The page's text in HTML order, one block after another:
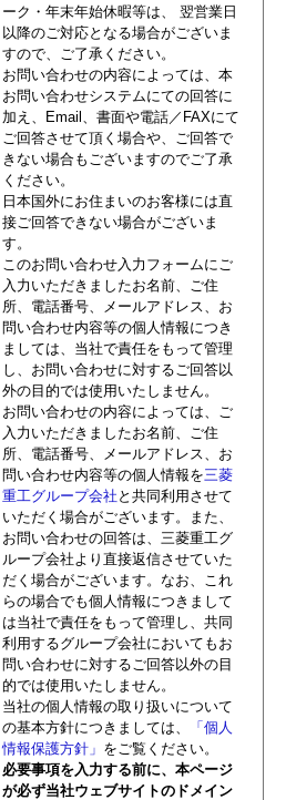
ーク・年末年始休暇等は、 翌営業日
以降のご対応となる場合がございま
すので、ご了承ください。
お問い合わせの内容によっては、本
お問い合わせシステムにての回答に
加え、Email、書面や電話／FAXにて
ご回答させて頂く場合や、ご回答で
きない場合もございますのでご了承
ください。
日本国外にお住まいのお客様には直
接ご回答できない場合がございま
す。
このお問い合わせ入力フォームにご
入力いただきましたお名前、ご住
所、電話番号、メールアドレス、お
問い合わせ内容等の個人情報につき
ましては、当社で責任をもって管理
し、お問い合わせに対するご回答以
外の目的では使用いたしません。
お問い合わせの内容によっては、ご
入力いただきましたお名前、ご住
所、電話番号、メールアドレス、お
問い合わせ内容等の個人情報を三菱
重工グループ会社 と共同利用させて
いただく場合がございます。また、
お問い合わせの回答は、三菱重工グ
ループ会社より直接返信させていた
だく場合がございます。なお、これ
らの場合でも個人情報につきまして
は当社で責任をもって管理し、共同
利用するグループ会社においてもお
問い合わせに対するご回答以外の目
的では使用いたしません。
当社の個人情報の取り扱いについて
の基本方針につきましては、
「個人
情報保護方針」 をご覧ください。
必要事項を入力する前に、本ページ
が必ず当社ウェブサイトのドメイン